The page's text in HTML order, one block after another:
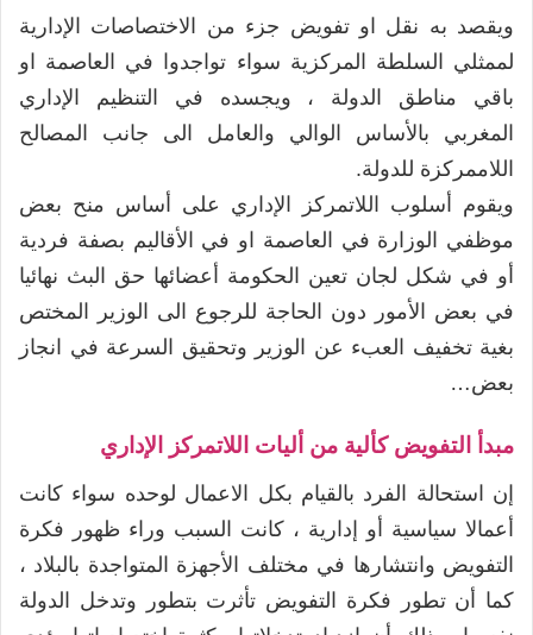
ويقصد به نقل او تفويض جزء من الاختصاصات الإدارية
لممثلي السلطة المركزية سواء تواجدوا في العاصمة او
باقي مناطق الدولة ، ويجسده في التنظيم الإداري
المغربي بالأساس الوالي والعامل الى جانب المصالح
اللاممركزة للدولة.
ويقوم أسلوب اللاتمركز الإداري على أساس منح بعض
موظفي الوزارة في العاصمة او في الأقاليم بصفة فردية
أو في شكل لجان تعين الحكومة أعضائها حق البث نهائيا
في بعض الأمور دون الحاجة للرجوع الى الوزير المختص
بغية تخفيف العبء عن الوزير وتحقيق السرعة في انجاز
بعض…
مبدأ التفويض كألية من أليات اللاتمركز الإداري
إن استحالة الفرد بالقيام بكل الاعمال لوحده سواء كانت
أعمالا سياسية أو إدارية ، كانت السبب وراء ظهور فكرة
التفويض وانتشارها في مختلف الأجهزة المتواجدة بالبلاد ،
كما أن تطور فكرة التفويض تأثرت بتطور وتدخل الدولة